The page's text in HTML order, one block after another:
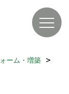
ーム・増築